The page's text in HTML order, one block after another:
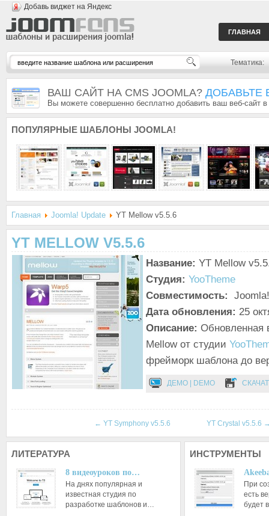
Добавь виджет на Яндекс
ГЛАВНАЯ
Тематика:
ВАШ САЙТ НА CMS JOOMLA? ДОБАВЬТЕ
Вы можете совершенно бесплатно добавить ваш веб-сайт
ПОПУЛЯРНЫЕ ШАБЛОНЫ JOOMLA!
Главная Joomla! Update YT Mellow v5.5.6
YT MELLOW V5.5.6
Название: YT Mellow
Студия: YooTheme
Совместимость:
Дата обновления: 25
Описание: Обновленная
Mellow от студии
фрейморк шаблона до
ДЕМО | DEMO
← YT Symphony v5.5.6 YT Crystal v5.5.6
ЛИТЕРАТУРА
8 видеоуроков по…
На днях популярная и
известная студия по
разработке шаблонов и…
ИНСТРУМЕНТЫ
При
есть
будет